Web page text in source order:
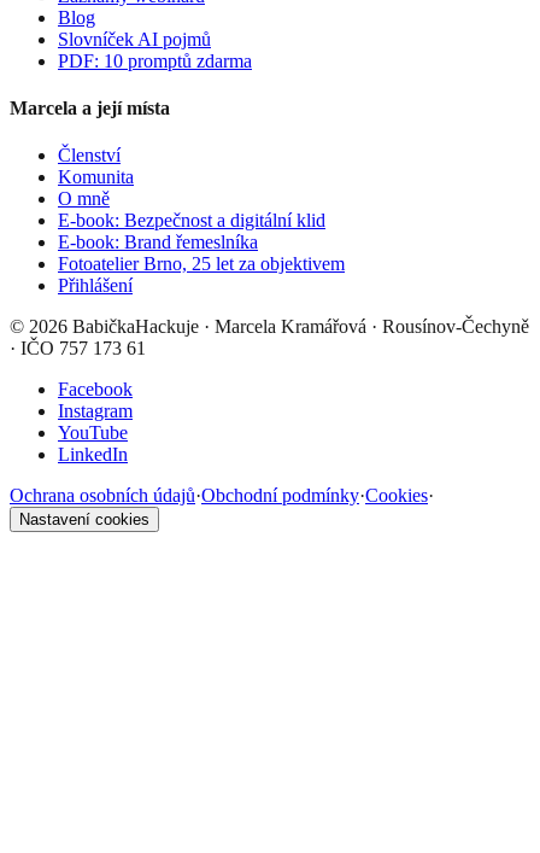
Blog
Slovníček AI pojmů
PDF: 10 promptů zdarma
Marcela a její místa
Členství
Komunita
O mně
E-book: Bezpečnost a digitální klid
E-book: Brand řemeslníka
Fotoatelier Brno, 25 let za objektivem
Přihlášení
© 2026 BabičkaHackuje · Marcela Kramářová · Rousínov-Čechyně
· IČO 757 173 61
Facebook
Instagram
YouTube
LinkedIn
Ochrana osobních údajů·Obchodní podmínky·Cookies·
Nastavení cookies